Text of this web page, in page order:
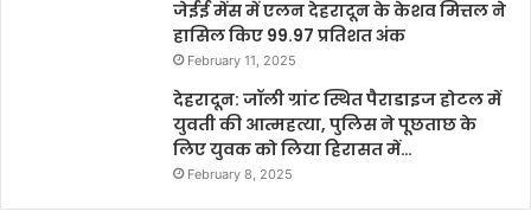
जेईई मेंस में एलन देहरादून के केशव मित्तल ने
हासिल किए 99.97 प्रतिशत अंक
February 11, 2025
देहरादून: जॉली ग्रांट स्थित पैराडाइज होटल में
युवती की आत्महत्या, पुलिस ने पूछताछ के
लिए युवक को लिया हिरासत में…
February 8, 2025